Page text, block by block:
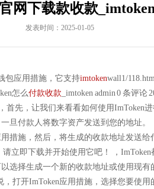
网下载款收款_imtoken
发表时间：2025-01-05
包应用措施，它支持imtokenwall1/
怎么付款收款 _imtoken admin 0 条评论
首先，让我们来看看如何使用ImToken
旦付款人将数字资产发送到您的地址。
措施，然后，将生成的收款地址发送给
立即下载并开始使用它吧！ ，
选择生成一个新的收款地址或使用现有
打开ImToken应用措施，选择您要使用